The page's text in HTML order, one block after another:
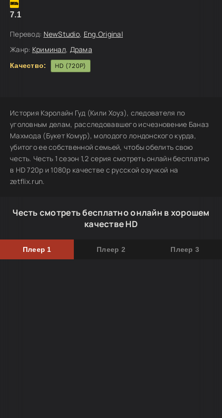
7.1
Перевод: NewStudio, Eng.Original
Жанр: Криминал, Драма
Качество: HD (720P)
История Кэролайн Гуд (Кили Хоуз), следователя по
уголовным делам, расследовавшего исчезновение Баназ
Махмода (Букет Комур), молодого лондонского курда,
убитого ее собственной семьей, чтобы обелить свою
честь. Честь 1 сезон 1,2 серия смотреть онлайн бесплатно
в HD 720p и 1080p качестве с русской озучкой на
zetflix.run.
Честь смотреть бесплатно онлайн в хорошем
качестве HD
Плеер 1 Плеер 2 Плеер 3